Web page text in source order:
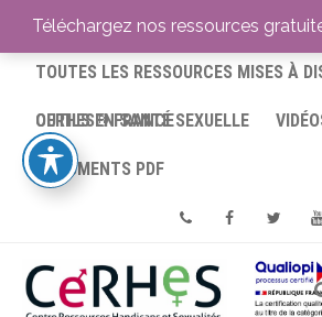
ACCUEIL
TOUTES LES RESSOURCES MISES À
CERHES® FRANCE
OUTILS EN SANTÉ SEXUELLE
DOCUMENTS PDF
PhoneFacebookTwitter
Téléchargez nos ressources